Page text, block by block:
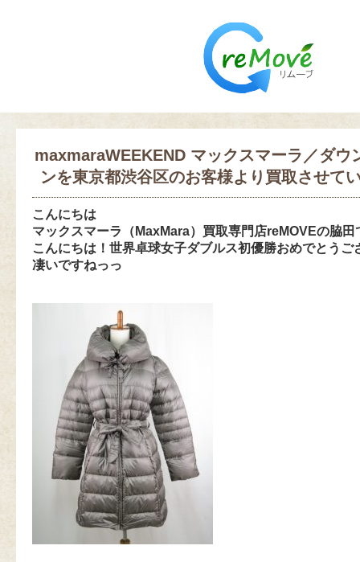
maxmaraWEEKEND マックスマーラ／ダ
ンを東京都渋谷区のお客様より買取させて
こんにちは
マックスマーラ（MaxMara）買取専門店reMOVEの脇田
こんにちは！世界卓球女子ダブルス初優勝おめでとう
凄いですねっっ